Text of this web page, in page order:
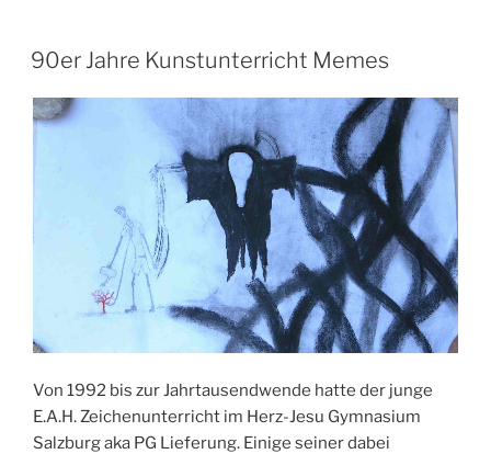
VERÖFFENTLICHT
AM
90er Jahre Kunstunterricht Memes
Von 1992 bis zur Jahrtausendwende hatte der junge
E.A.H. Zeichenunterricht im Herz-Jesu Gymnasium
Salzburg aka PG Lieferung. Einige seiner dabei